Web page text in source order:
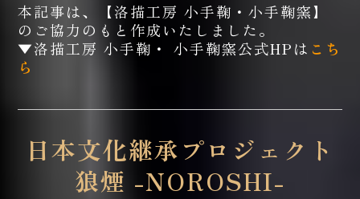
本記事は、【洛描工房 小手鞠・小手鞠窯】
のご協力のもと作成いたしました。
▼洛描工房 小手鞠・ 小手鞠窯公式HPは こち
ら
日本文化継承プロジェクト
狼煙 -NOROSHI-